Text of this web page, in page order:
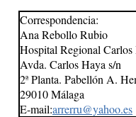
Correspondencia:
Ana Rebollo Rubio
Hospital Regional Carlos
Avda. Carlos Haya s/n
2ª Planta. Pabellón A.
29010 Málaga
E-mail:arrerru@yahoo.es